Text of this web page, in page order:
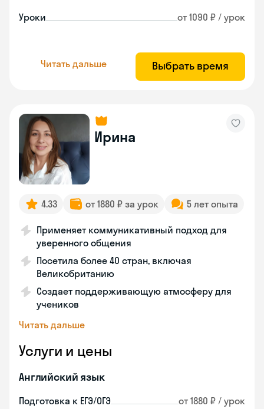
Уроки от 1090 ₽ / урок
Читать дальше Выбрать время
Ирина
4.33 от 1880 ₽ за урок 5 лет опыта
Применяет коммуникативный подход для
уверенного общения
Посетила более 40 стран, включая
Великобританию
Создает поддерживающую атмосферу для
учеников
Читать дальше
Услуги и цены
Английский язык
Подготовка к ЕГЭ/ОГЭ от 1880 ₽ / урок